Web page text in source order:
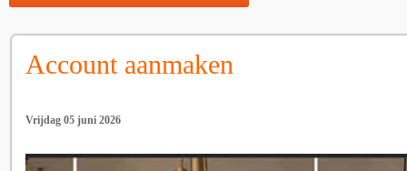
Account aanmaken
Vrijdag 05 juni 2026